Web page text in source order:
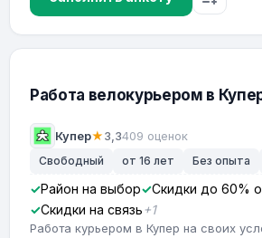
Работа велокурьером в
Купер★3,3409 оценок
Свободный от 16 лет Без опыта
Район на выбор Скидки до 60%
Скидки на связь +1
Работа курьером в Купер на своих